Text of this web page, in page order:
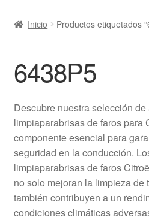
navegación
Carro
Contacto
Envío al mundo entero
Mi cuenta
Pagos
Inicio Productos etiquetados
6438P5
Descubre nuestra selección
limpiaparabrisas de faros para
componente esencial para
seguridad en la conducción.
limpiaparabrisas de faros
no solo mejoran la limpieza de
también contribuyen a un
condiciones climáticas